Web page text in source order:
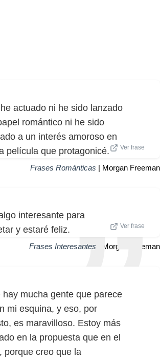
actuado ni he sido lanzado
romántico ni he sido
a un interés amoroso en
película que protagonicé.
Ver frase
Frases Románticas | Morgan Freeman
interesante para
y estaré feliz.
Ver frase
Frases Interesantes | Morgan Freeman
hay mucha gente que parece
mi esquina, y eso, por
es maravilloso. Estoy más
en la propuesta que en el
porque creo que la